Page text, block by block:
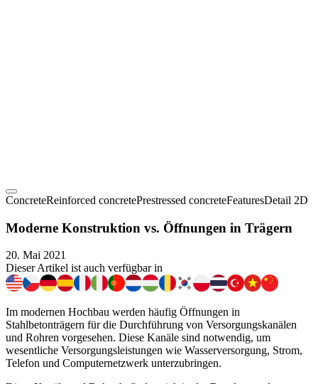
ConcreteReinforced concretePrestressed concreteFeaturesDetail 2D
Moderne Konstruktion vs. Öffnungen in Trägern
20. Mai 2021
Dieser Artikel ist auch verfügbar in
Im modernen Hochbau werden häufig Öffnungen in
Stahlbetonträgern für die Durchführung von Versorgungskanälen
und Rohren vorgesehen. Diese Kanäle sind notwendig, um
wesentliche Versorgungsleistungen wie Wasserversorgung, Strom,
Telefon und Computernetzwerk unterzubringen.